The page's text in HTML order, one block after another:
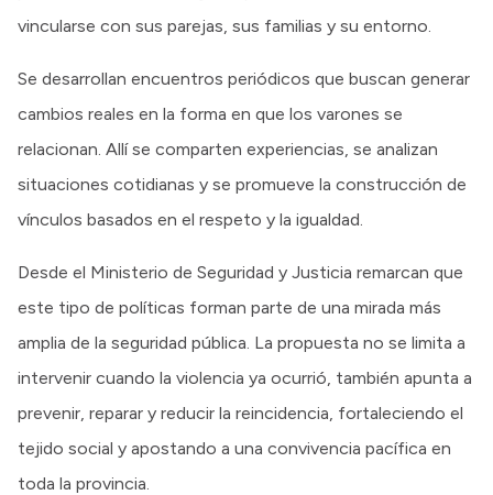
vincularse con sus parejas, sus familias y su entorno.
Se desarrollan encuentros periódicos que buscan generar
cambios reales en la forma en que los varones se
relacionan. Allí se comparten experiencias, se analizan
situaciones cotidianas y se promueve la construcción de
vínculos basados en el respeto y la igualdad.
Desde el Ministerio de Seguridad y Justicia remarcan que
este tipo de políticas forman parte de una mirada más
amplia de la seguridad pública. La propuesta no se limita a
intervenir cuando la violencia ya ocurrió, también apunta a
prevenir, reparar y reducir la reincidencia, fortaleciendo el
tejido social y apostando a una convivencia pacífica en
toda la provincia.